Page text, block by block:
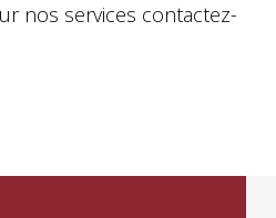
nos services contactez-